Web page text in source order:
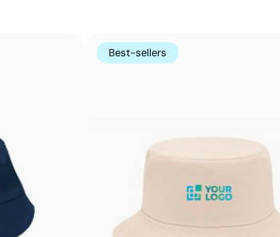
rapport qualité-prix pour les grandes
Best-sellers